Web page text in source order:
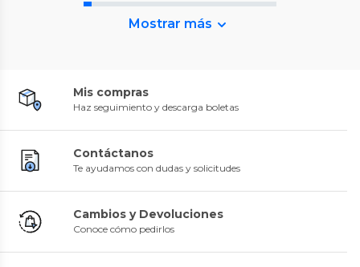
Mostrar más
Mis compras
Haz seguimiento y descarga boletas
Contáctanos
Te ayudamos con dudas y solicitudes
Cambios y Devoluciones
Conoce cómo pedirlos